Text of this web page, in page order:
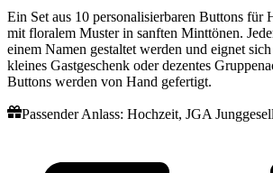
Ein Set aus 10 personalisierbaren Buttons für
mit floralem Muster in sanften Minttönen.
einem Namen gestaltet werden und eignet
kleines Gastgeschenk oder dezentes
Buttons werden von Hand gefertigt.
Passender Anlass: Hochzeit, JGA